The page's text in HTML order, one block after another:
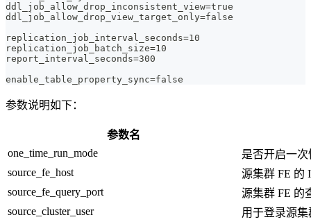
ddl_job_allow_drop_inconsistent_view=true
ddl_job_allow_drop_view_target_only=false
replication_job_interval_seconds=10
replication_job_batch_size=10
report_interval_seconds=300
enable_table_property_sync=false
参数说明如下：
参数名
one_time_run_mode
是否开启一
source_fe_host
源集群 FE 的
source_fe_query_port
源集群 FE 的
source_cluster_user
用于登录源